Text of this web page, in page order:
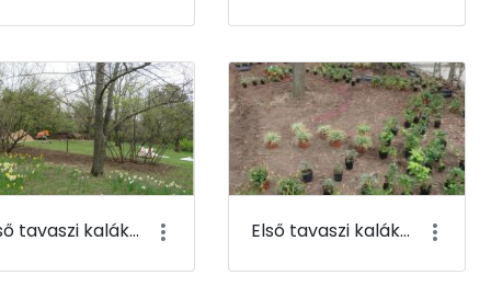
Első tavaszi kaláka 067 Első tavaszi kaláka 068